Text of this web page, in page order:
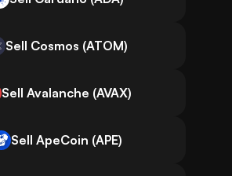
Sell Cosmos (ATOM)
Sell Avalanche (AVAX)
Sell ApeCoin (APE)